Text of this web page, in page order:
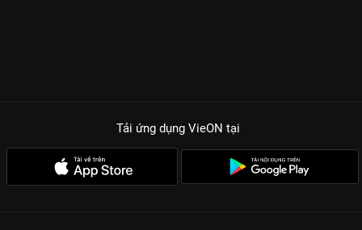
Tải ứng dụng VieON tại